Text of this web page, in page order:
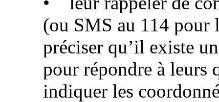
(ou SMS au 114 pour
préciser qu’il existe
pour répondre à leurs
indiquer les